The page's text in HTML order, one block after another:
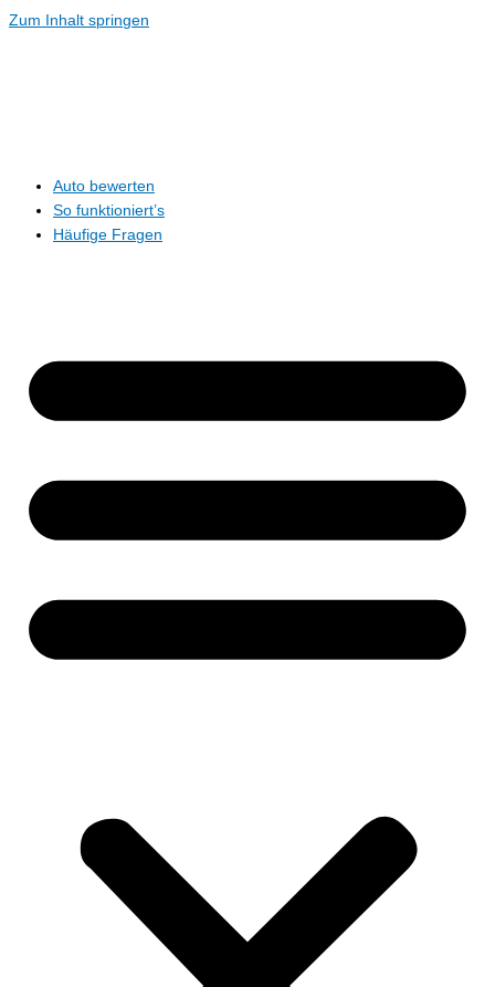
Zum Inhalt springen
Auto bewerten
So funktioniert’s
Häufige Fragen